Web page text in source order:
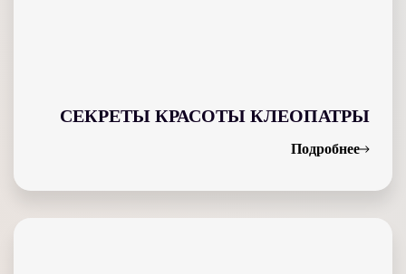
СЕКРЕТЫ КРАСОТЫ КЛЕОПАТРЫ
Подробнее